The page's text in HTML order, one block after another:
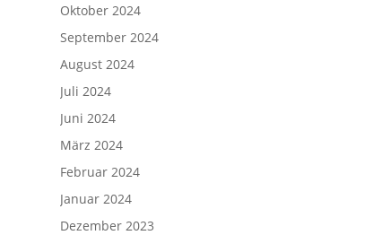
Oktober 2024
September 2024
August 2024
Juli 2024
Juni 2024
März 2024
Februar 2024
Januar 2024
Dezember 2023